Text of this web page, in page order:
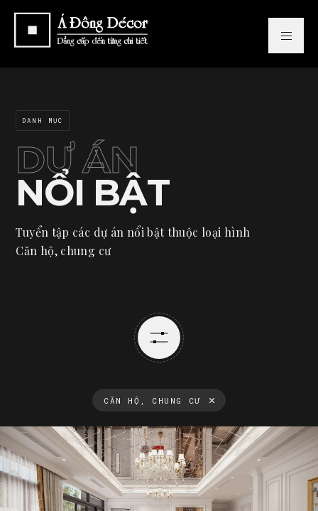
DANH MỤC
DỰ ÁN
NỔI BẬT
Tuyển tập các dự án nổi bật thuộc loại hình
Căn hộ, chung cư
CĂN HỘ, CHUNG CƯ